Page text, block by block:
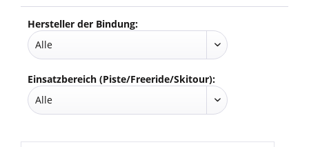
Hersteller der Bindung:
Einsatzbereich (Piste/Freeride/Skitour):